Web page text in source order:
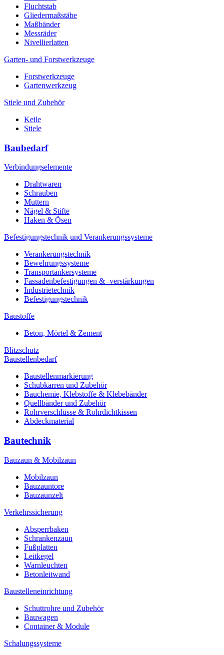
Fluchtstab
Gliedermaßstäbe
Maßbänder
Messräder
Nivellierlatten
Garten- und Forstwerkzeuge
Forstwerkzeuge
Gartenwerkzeug
Stiele und Zubehör
Keile
Stiele
Baubedarf
Verbindungselemente
Drahtwaren
Schrauben
Muttern
Nägel & Stifte
Haken & Ösen
Befestigungstechnik und Verankerungssysteme
Verankerungstechnik
Bewehrungssysteme
Transportankersysteme
Fassadenbefestigungen & -verstärkungen
Industrietechnik
Befestigungstechnik
Baustoffe
Beton, Mörtel & Zement
Blitzschutz
Baustellenbedarf
Baustellenmarkierung
Schubkarren und Zubehör
Bauchemie, Klebstoffe & Klebebänder
Quellbänder und Zubehör
Rohrverschlüsse & Rohrdichtkissen
Abdeckmaterial
Bautechnik
Bauzaun & Mobilzaun
Mobilzaun
Bauzauntore
Bauzaunzelt
Verkehrssicherung
Absperrbaken
Schrankenzaun
Fußplatten
Leitkegel
Warnleuchten
Betonleitwand
Baustelleneinrichtung
Schuttrohre und Zubehör
Bauwagen
Container & Module
Schalungssysteme